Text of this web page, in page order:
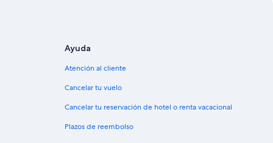
Ayuda
Atención al cliente
Cancelar tu vuelo
Cancelar tu reservación de hotel o renta vacacional
Plazos de reembolso